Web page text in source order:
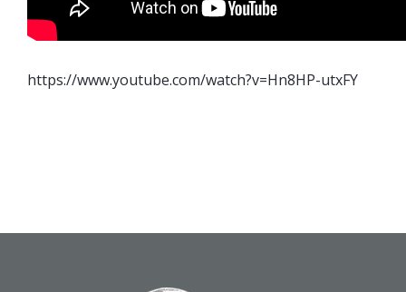
https://www.youtube.com/watch?v=Hn8HP-utxFY